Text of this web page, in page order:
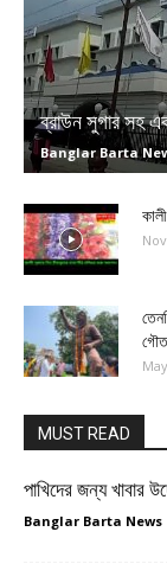
ব্রাউন সুগার সহ
Banglar Barta
MUST READ
পাখিদের জন্য খাবার
Banglar Barta News